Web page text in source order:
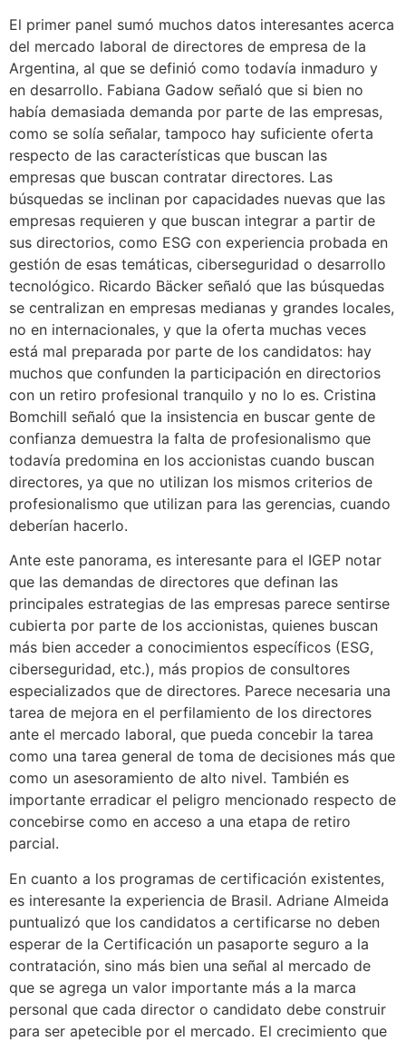
El primer panel sumó muchos datos interesantes acerca
del mercado laboral de directores de empresa de la
Argentina, al que se definió como todavía inmaduro y
en desarrollo. Fabiana Gadow señaló que si bien no
había demasiada demanda por parte de las empresas,
como se solía señalar, tampoco hay suficiente oferta
respecto de las características que buscan las
empresas que buscan contratar directores. Las
búsquedas se inclinan por capacidades nuevas que las
empresas requieren y que buscan integrar a partir de
sus directorios, como ESG con experiencia probada en
gestión de esas temáticas, ciberseguridad o desarrollo
tecnológico. Ricardo Bäcker señaló que las búsquedas
se centralizan en empresas medianas y grandes locales,
no en internacionales, y que la oferta muchas veces
está mal preparada por parte de los candidatos: hay
muchos que confunden la participación en directorios
con un retiro profesional tranquilo y no lo es. Cristina
Bomchill señaló que la insistencia en buscar gente de
confianza demuestra la falta de profesionalismo que
todavía predomina en los accionistas cuando buscan
directores, ya que no utilizan los mismos criterios de
profesionalismo que utilizan para las gerencias, cuando
deberían hacerlo.
Ante este panorama, es interesante para el IGEP notar
que las demandas de directores que definan las
principales estrategias de las empresas parece sentirse
cubierta por parte de los accionistas, quienes buscan
más bien acceder a conocimientos específicos (ESG,
ciberseguridad, etc.), más propios de consultores
especializados que de directores. Parece necesaria una
tarea de mejora en el perfilamiento de los directores
ante el mercado laboral, que pueda concebir la tarea
como una tarea general de toma de decisiones más que
como un asesoramiento de alto nivel. También es
importante erradicar el peligro mencionado respecto de
concebirse como en acceso a una etapa de retiro
parcial.
En cuanto a los programas de certificación existentes,
es interesante la experiencia de Brasil. Adriane Almeida
puntualizó que los candidatos a certificarse no deben
esperar de la Certificación un pasaporte seguro a la
contratación, sino más bien una señal al mercado de
que se agrega un valor importante más a la marca
personal que cada director o candidato debe construir
para ser apetecible por el mercado. El crecimiento que